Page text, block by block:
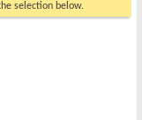
selection below.